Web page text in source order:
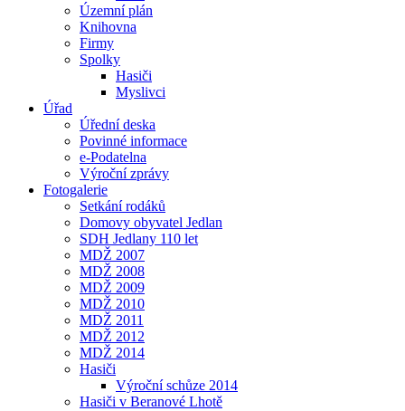
Územní plán
Knihovna
Firmy
Spolky
Hasiči
Myslivci
Úřad
Úřední deska
Povinné informace
e-Podatelna
Výroční zprávy
Fotogalerie
Setkání rodáků
Domovy obyvatel Jedlan
SDH Jedlany 110 let
MDŽ 2007
MDŽ 2008
MDŽ 2009
MDŽ 2010
MDŽ 2011
MDŽ 2012
MDŽ 2014
Hasiči
Výroční schůze 2014
Hasiči v Beranové Lhotě